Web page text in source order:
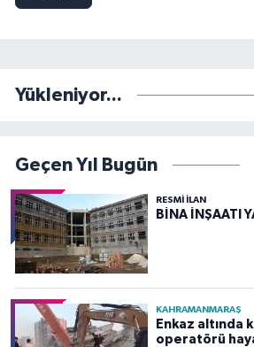
Yükleniyor...
Geçen Yıl Bugün
RESMİ İLAN
BİNA İNŞAATI
KAHRAMANMARAŞ
Enkaz altında
operatörü